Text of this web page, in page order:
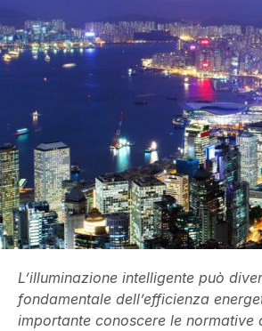
L’illuminazione intelligente può
fondamentale dell’efficienza
importante conoscere le normative